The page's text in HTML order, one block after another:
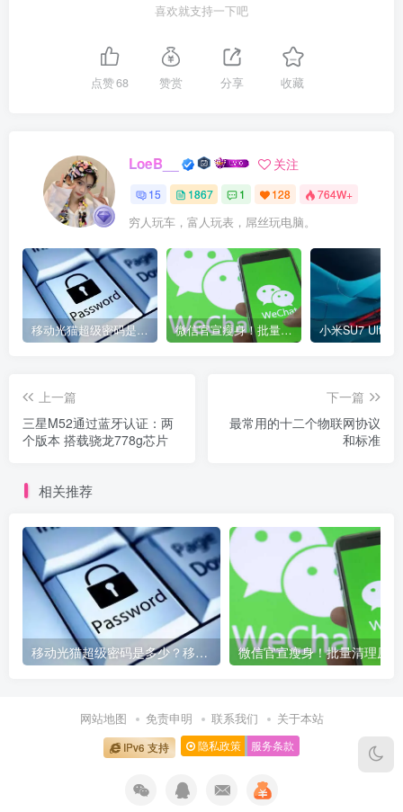
喜欢就支持一下吧
点赞68 赞赏 分享 收藏
LoeB__ 关注
15 1867 1 128 764W+
穷人玩车，富人玩表，屌丝玩电脑。
移动光猫超级密码是多少？移动光猫超级管理员后台账号与密码 微信官宣瘦身！批量清理原图新功能来了 安卓、iOS均可使用
上一篇
三星M52通过蓝牙认证：两
个版本 搭载骁龙778g芯片
下一篇
最常用的十二个物联网协议
和标准
相关推荐
移动光猫超级密码是多少？移动光猫超级管理员后台账号与密码
网站地图 免责申明 联系我们 关于本站
IPv6 支持 隐私政策 服务条款